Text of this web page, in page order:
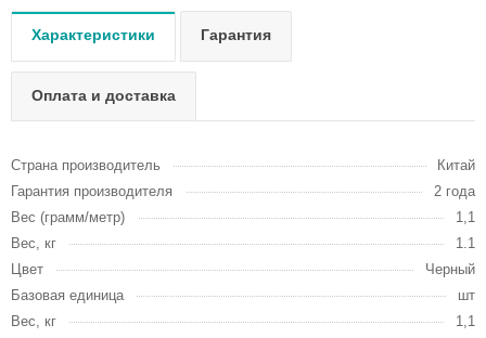
Характеристики Гарантия
Оплата и доставка
Страна производитель
Китай
Гарантия производителя
2 года
Вес (грамм/метр)
1,1
Вес, кг
1.1
Цвет
Черный
Базовая единица
шт
Вес, кг
1,1